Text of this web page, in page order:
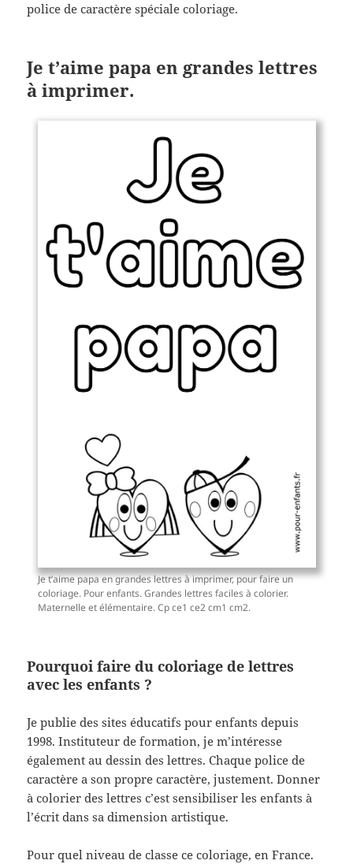
police de caractère spéciale coloriage.
Je t’aime papa en grandes lettres
à imprimer.
Je t’aime papa en grandes lettres à imprimer, pour faire un
coloriage. Pour enfants. Grandes lettres faciles à colorier.
Maternelle et élémentaire. Cp ce1 ce2 cm1 cm2.
Pourquoi faire du coloriage de lettres
avec les enfants ?
Je publie des sites éducatifs pour enfants depuis
1998. Instituteur de formation, je m’intéresse
également au dessin des lettres. Chaque police de
caractère a son propre caractère, justement. Donner
à colorier des lettres c’est sensibiliser les enfants à
l’écrit dans sa dimension artistique.
Pour quel niveau de classe ce coloriage, en France.